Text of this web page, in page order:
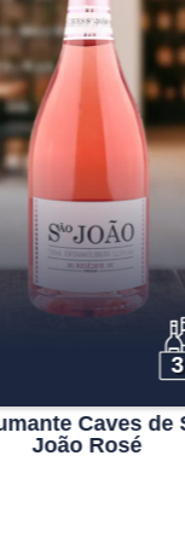
Espumante
Branco